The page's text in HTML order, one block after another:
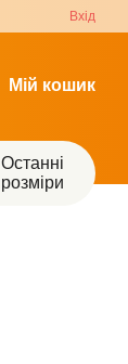
Вхід
Мій кошик
Останні
розміри